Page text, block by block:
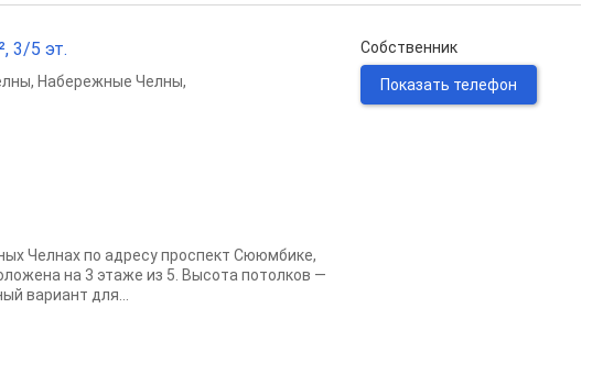
3/5 эт.
, Набережные Челны,
Челнах по адресу проспект Сююмбике,
на 3 этаже из 5. Высота потолков —
вариант для...
Собственник
Показать телефон